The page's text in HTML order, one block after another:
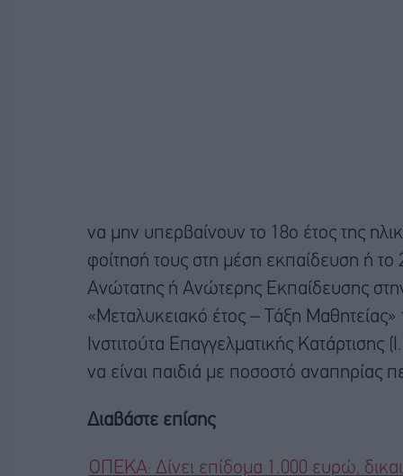
να μην υπερβαίνουν το 18ο έτος της
φοίτησή τους στη μέση εκπαίδευση ή
Ανώτατης ή Ανώτερης Εκπαίδευσης
«Μεταλυκειακό έτος – Τάξη
Ινστιτούτα Επαγγελματικής Κατάρτισης
να είναι παιδιά με ποσοστό αναπηρίας
Διαβάστε επίσης
ΟΠΕΚΑ: Δίνει επίδομα 1.000 ευρώ,